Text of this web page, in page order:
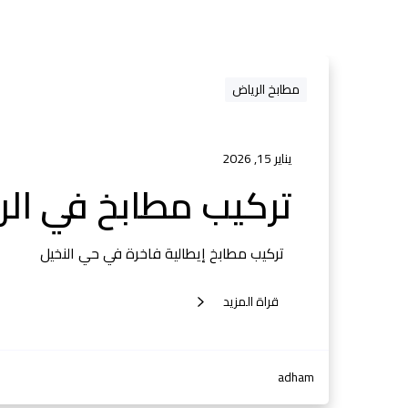
مطابخ الرياض
يناير 15, 2026
تركيب مطابخ في
تركيب مطابخ إيطالية فاخرة في حي النخيل
قراة المزيد
adham